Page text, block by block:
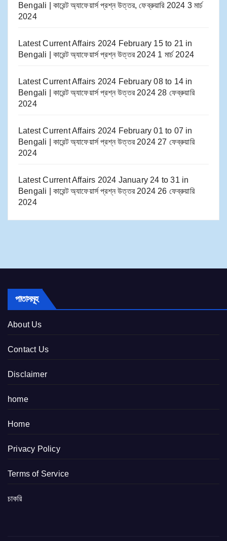
Bengali | কারেন্ট অ্যাফেয়ার্স প্রশ্ন উত্তর, ফেব্রুয়ারি 2024 3 মার্চ
2024
Latest Current Affairs 2024 February 15 to 21​ in
Bengali | কারেন্ট অ্যাফেয়ার্স প্রশ্ন উত্তর 2024 1 মার্চ 2024
Latest Current Affairs 2024 February 08 to 14​ in
Bengali | কারেন্ট অ্যাফেয়ার্স প্রশ্ন উত্তর 2024 28 ফেব্রুয়ারি
2024
Latest Current Affairs 2024 February 01 to 07​ in
Bengali | কারেন্ট অ্যাফেয়ার্স প্রশ্ন উত্তর 2024 27 ফেব্রুয়ারি
2024
Latest Current Affairs 2024 January 24 to 31​ in
Bengali | কারেন্ট অ্যাফেয়ার্স প্রশ্ন উত্তর 2024 26 ফেব্রুয়ারি
2024
পাতাসমূহ
About Us
Contact Us
Disclaimer
home
Home
Privacy Policy
Terms of Service
চাকরি